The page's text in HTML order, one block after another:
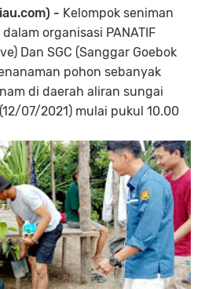
- Kelompok seniman
organisasi PANATIF
Dan SGC (Sanggar Goebok
pohon sebanyak
di daerah aliran sungai
07/2021) mulai pukul 10.00